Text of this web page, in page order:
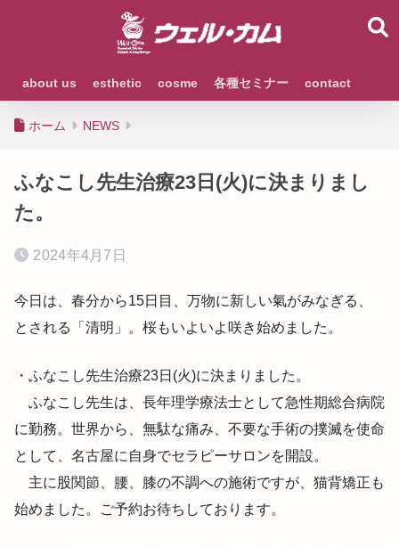
about us esthetic cosme 各種セミナー contact
ホーム NEWS
ふなこし先生治療23日(火)に決まりまし
た。
2024年4月7日
今日は、春分から15日目、万物に新しい氣がみなぎる、
とされる「清明」。桜もいよいよ咲き始めました。
・ふなこし先生治療23日(火)に決まりました。
ふなこし先生は、長年理学療法士として急性期総合病院
に勤務。世界から、無駄な痛み、不要な手術の撲滅を使命
として、名古屋に自身でセラピーサロンを開設。
主に股関節、腰、膝の不調への施術ですが、猫背矯正も
始めました。ご予約お待ちしております。